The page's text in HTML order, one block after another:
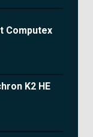
Computex
K2 HE